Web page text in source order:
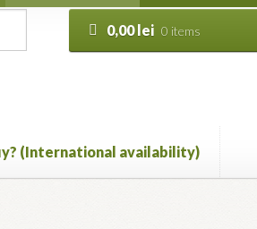
0,00lei 0 items
(International availability)